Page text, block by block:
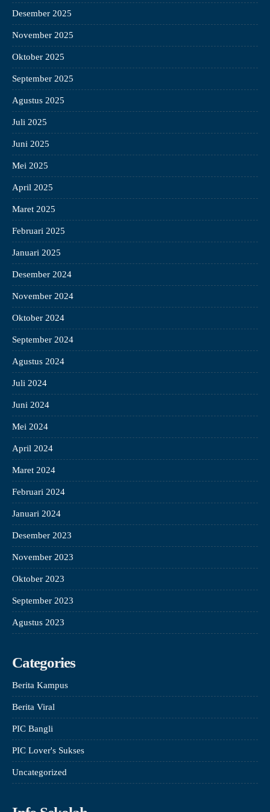
Desember 2025
November 2025
Oktober 2025
September 2025
Agustus 2025
Juli 2025
Juni 2025
Mei 2025
April 2025
Maret 2025
Februari 2025
Januari 2025
Desember 2024
November 2024
Oktober 2024
September 2024
Agustus 2024
Juli 2024
Juni 2024
Mei 2024
April 2024
Maret 2024
Februari 2024
Januari 2024
Desember 2023
November 2023
Oktober 2023
September 2023
Agustus 2023
Categories
Berita Kampus
Berita Viral
PIC Bangli
PIC Lover's Sukses
Uncategorized